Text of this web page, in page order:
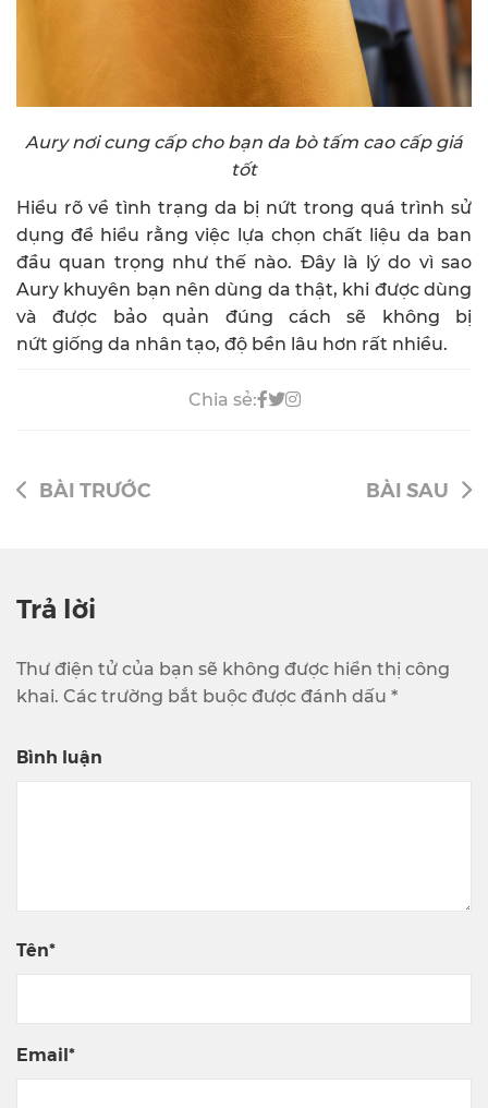
Aury nơi cung cấp cho bạn da bò tấm cao cấp giá
tốt
Hiểu rõ về tình trạng da bị nứt trong quá trình sử
dụng để hiểu rằng việc lựa chọn chất liệu da ban
đầu quan trọng như thế nào. Đây là lý do vì sao
Aury khuyên bạn nên dùng da thật, khi được dùng
và được bảo quản đúng cách sẽ không bị
nứt giống da nhân tạo, độ bền lâu hơn rất nhiều.
Chia sẻ:
BÀI TRƯỚC BÀI SAU
Trả lời
Thư điện tử của bạn sẽ không được hiển thị công
khai. Các trường bắt buộc được đánh dấu *
Bình luận
Tên*
Email*